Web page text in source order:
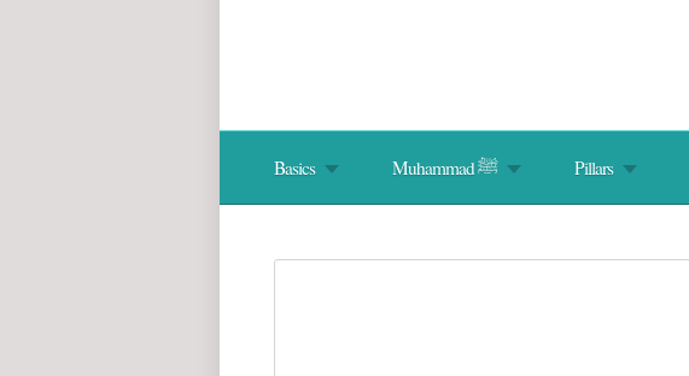
Basics Muhammad ﷺ Pillars